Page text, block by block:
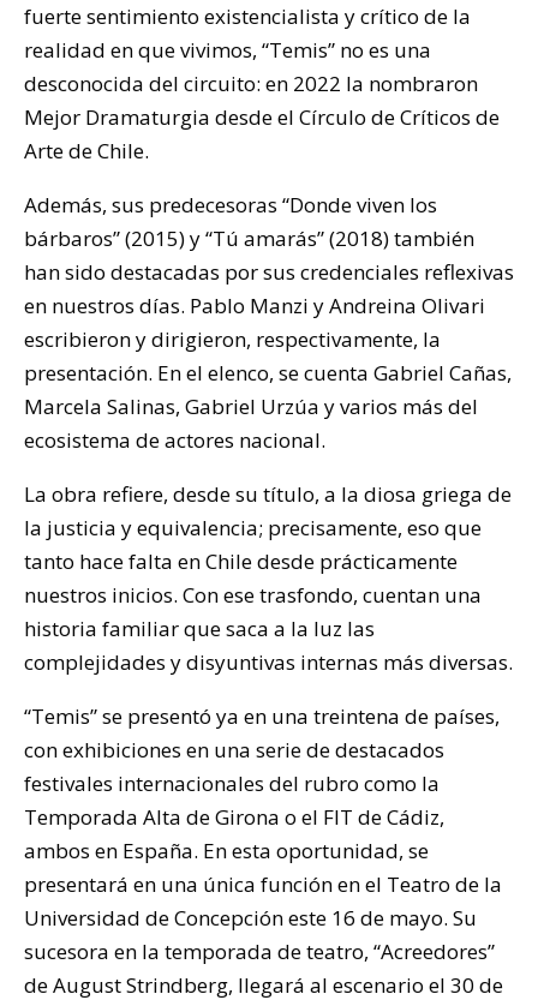
fuerte sentimiento existencialista y crítico de la
realidad en que vivimos, “Temis” no es una
desconocida del circuito: en 2022 la nombraron
Mejor Dramaturgia desde el Círculo de Críticos de
Arte de Chile.
Además, sus predecesoras “Donde viven los
bárbaros” (2015) y “Tú amarás” (2018) también
han sido destacadas por sus credenciales reflexivas
en nuestros días. Pablo Manzi y Andreina Olivari
escribieron y dirigieron, respectivamente, la
presentación. En el elenco, se cuenta Gabriel Cañas,
Marcela Salinas, Gabriel Urzúa y varios más del
ecosistema de actores nacional.
La obra refiere, desde su título, a la diosa griega de
la justicia y equivalencia; precisamente, eso que
tanto hace falta en Chile desde prácticamente
nuestros inicios. Con ese trasfondo, cuentan una
historia familiar que saca a la luz las
complejidades y disyuntivas internas más diversas.
“Temis” se presentó ya en una treintena de países,
con exhibiciones en una serie de destacados
festivales internacionales del rubro como la
Temporada Alta de Girona o el FIT de Cádiz,
ambos en España. En esta oportunidad, se
presentará en una única función en el Teatro de la
Universidad de Concepción este 16 de mayo. Su
sucesora en la temporada de teatro, “Acreedores”
de August Strindberg, llegará al escenario el 30 de